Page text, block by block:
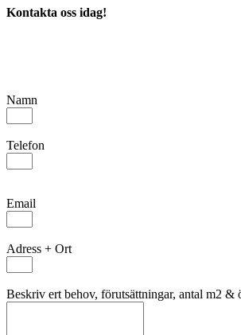
Kontakta oss idag!
Namn
Telefon
Email
Adress + Ort
Beskriv ert behov, förutsättningar, antal m2 &